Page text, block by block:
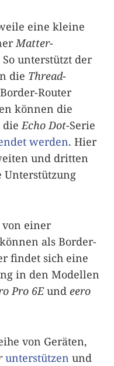
eine kleine
Matter-
So unterstützt der
die Thread-
Router
können die
die Echo Dot-Serie
werden. Hier
und dritten
Unterstützung
von einer
als Border-
findet sich eine
in den Modellen
Pro 6Eund eero
von Geräten,
unterstützen und